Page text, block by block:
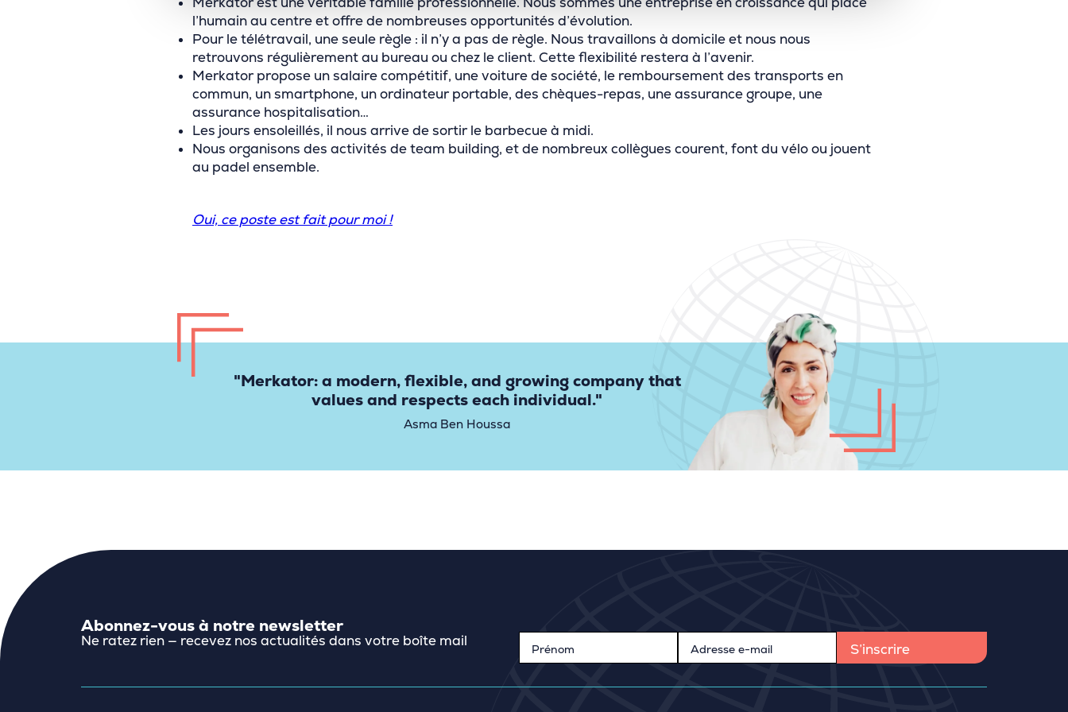
l’humain au centre et offre de nombreuses opportunités d’évolution.
Pour le télétravail, une seule règle : il n’y a pas de règle. Nous travaillons à domicile et nous nous
retrouvons régulièrement au bureau ou chez le client. Cette flexibilité restera à l’avenir.
Merkator propose un salaire compétitif, une voiture de société, le remboursement des transports en
commun, un smartphone, un ordinateur portable, des chèques-repas, une assurance groupe, une
assurance hospitalisation…
Les jours ensoleillés, il nous arrive de sortir le barbecue à midi.
Nous organisons des activités de team building, et de nombreux collègues courent, font du vélo ou jouent
au padel ensemble.
Oui, ce poste est fait pour moi !
"Merkator: a modern, flexible, and growing company that
values and respects each individual."
Asma Ben Houssa
Abonnez-vous à notre newsletter
Ne ratez rien — recevez nos actualités dans votre boîte mail